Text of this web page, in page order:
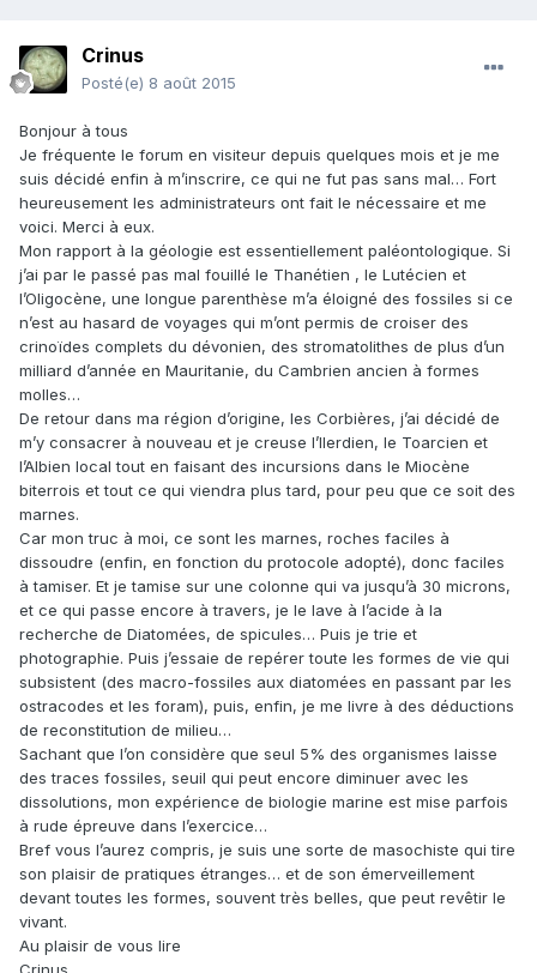
Crinus
Posté(e) 8 août 2015
Bonjour à tous
Je fréquente le forum en visiteur depuis quelques mois et je me
suis décidé enfin à m’inscrire, ce qui ne fut pas sans mal… Fort
heureusement les administrateurs ont fait le nécessaire et me
voici. Merci à eux.
Mon rapport à la géologie est essentiellement paléontologique. Si
j’ai par le passé pas mal fouillé le Thanétien , le Lutécien et
l’Oligocène, une longue parenthèse m’a éloigné des fossiles si ce
n’est au hasard de voyages qui m’ont permis de croiser des
crinoïdes complets du dévonien, des stromatolithes de plus d’un
milliard d’année en Mauritanie, du Cambrien ancien à formes
molles…
De retour dans ma région d’origine, les Corbières, j’ai décidé de
m’y consacrer à nouveau et je creuse l’Ilerdien, le Toarcien et
l’Albien local tout en faisant des incursions dans le Miocène
biterrois et tout ce qui viendra plus tard, pour peu que ce soit des
marnes.
Car mon truc à moi, ce sont les marnes, roches faciles à
dissoudre (enfin, en fonction du protocole adopté), donc faciles
à tamiser. Et je tamise sur une colonne qui va jusqu’à 30 microns,
et ce qui passe encore à travers, je le lave à l’acide à la
recherche de Diatomées, de spicules… Puis je trie et
photographie. Puis j’essaie de repérer toute les formes de vie qui
subsistent (des macro-fossiles aux diatomées en passant par les
ostracodes et les foram), puis, enfin, je me livre à des déductions
de reconstitution de milieu…
Sachant que l’on considère que seul 5% des organismes laisse
des traces fossiles, seuil qui peut encore diminuer avec les
dissolutions, mon expérience de biologie marine est mise parfois
à rude épreuve dans l’exercice…
Bref vous l’aurez compris, je suis une sorte de masochiste qui tire
son plaisir de pratiques étranges… et de son émerveillement
devant toutes les formes, souvent très belles, que peut revêtir le
vivant.
Au plaisir de vous lire